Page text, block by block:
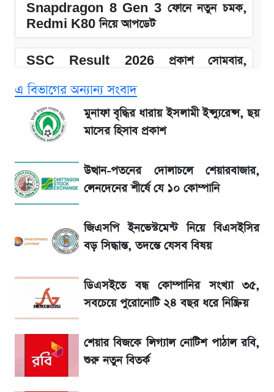
Snapdragon 8 Gen 3 ফোনে নতুন চমক,
Redmi K80 নিয়ে আপডেট
SSC Result 2026 প্রকাশ সোমবার,
১৮০ দিনের মূল্যায়ন শেষে মন্ত্রিসভায় পরিবর্তন
SSc Result 2026 তারিখ চূড়ান্ত, স্কুলে ভর্তি
নিয়ে নতুন নিয়ম
মেসির জীবনে নেমে এলো শোকের ছায়া
La Liga 2026-2027: সর্বশেষ পয়েন্ট টেবিল ও
খবর
সরকারি চাকরিজীবীদের জন্য বড় সুখবর!
এ বিভাগের অন্যান্য সংবাদ
মুনাফা বৃদ্ধির ধারায় ইসলামী ইন্স্যুরেন্স, ছয়
মাসের হিসাব প্রকাশ
উত্থান-পতনের দোলাচলে শেয়ারবাজার,
লেনদেনের শীর্ষে যে ১০ কোম্পানি
জিএসপি ইনভেস্টমেন্ট নিয়ে বিএসইসির
বড় সিদ্ধান্ত, তদন্তে যেসব বিষয়
ডিএসইতে বন্ধ কোম্পানির সংখ্যা ৩৫,
সবচেয়ে পুরোনোটি ২৪ বছর ধরে নিষ্ক্রিয়
শেয়ার বিজকে লিগ্যাল নোটিশ পাঠাল রবি,
শুরু নতুন বিতর্ক